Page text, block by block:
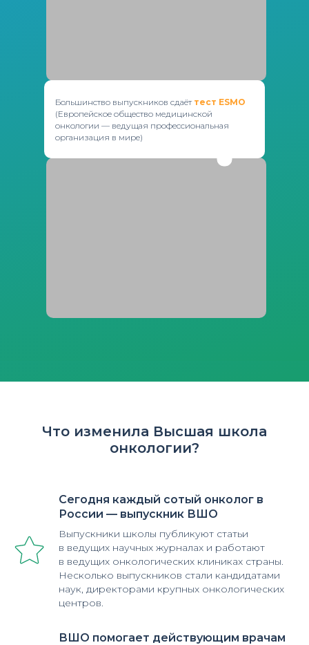
Большинство выпускников сдаёт тест ESMO
(Европейское общество медицинской
онкологии — ведущая профессиональная
организация в мире)
Что изменила Высшая школа
онкологии?
Сегодня каждый сотый онколог в
России — выпускник ВШО
Выпускники школы публикуют статьи
в ведущих научных журналах и работают
в ведущих онкологических клиниках страны.
Несколько выпускников стали кандидатами
наук, директорами крупных онкологических
центров.
ВШО помогает действующим врачам